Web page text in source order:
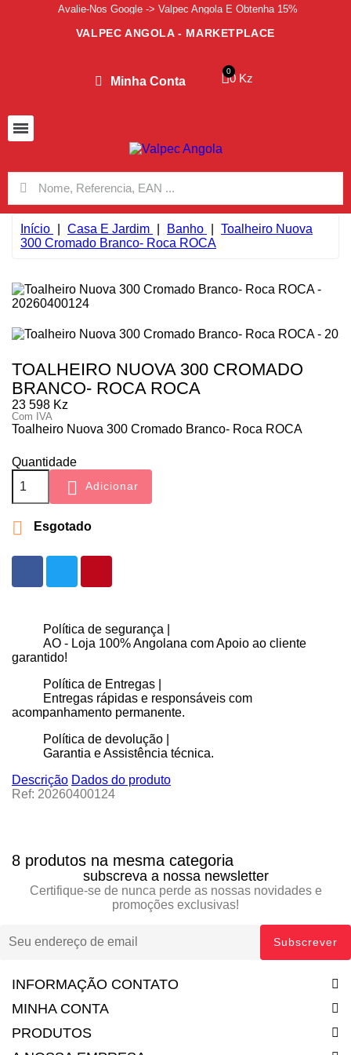
Avalie-Nos Google -> Valpec Angola E Obtenha 15%
VALPEC ANGOLA - MARKETPLACE
Minha Conta 0 Kz
Início Casa E Jardim Banho
Toalheiro Nuova
300 Cromado Branco- Roca ROCA
TOALHEIRO NUOVA 300 CROMADO
BRANCO- ROCA ROCA
23 598 Kz
Com IVA
Toalheiro Nuova 300 Cromado Branco- Roca ROCA
Quantidade
 Adicionar
 Esgotado
Política de segurança |
AO - Loja 100% Angolana com Apoio ao cliente
garantido!
Política de Entregas |
Entregas rápidas e responsáveis com
acompanhamento permanente.
Política de devolução |
Garantia e Assistência técnica.
Descrição Dados do produto
Ref: 20260400124
8 produtos na mesma categoria
subscreva a nossa newsletter
Certifique-se de nunca perde as nossas novidades e
promoções exclusivas!
INFORMAÇÃO CONTATO
MINHA CONTA
PRODUTOS